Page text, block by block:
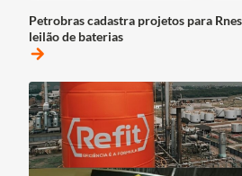
Petrobras cadastra projetos para
leilão de baterias
arrow_forward